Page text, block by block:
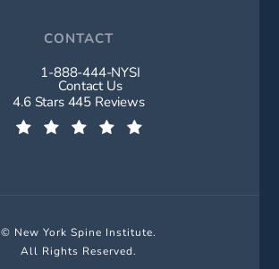
CONTACT
Call New York Spine Institute on
1-888-444-NYSI
Contact Us
New York Spine Institute reviews:
4.6 Stars 445 Reviews
© New York Spine Institute.
All Rights Reserved.